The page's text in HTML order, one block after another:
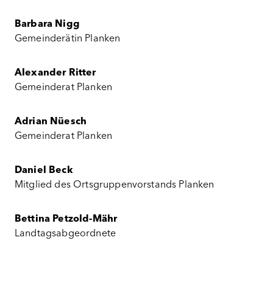
Barbara Nigg
Gemeinderätin Planken
Alexander Ritter
Gemeinderat Planken
Adrian Nüesch
Gemeinderat Planken
Daniel Beck
Mitglied des Ortsgruppenvorstands Planken
Bettina Petzold-Mähr
Landtagsabgeordnete